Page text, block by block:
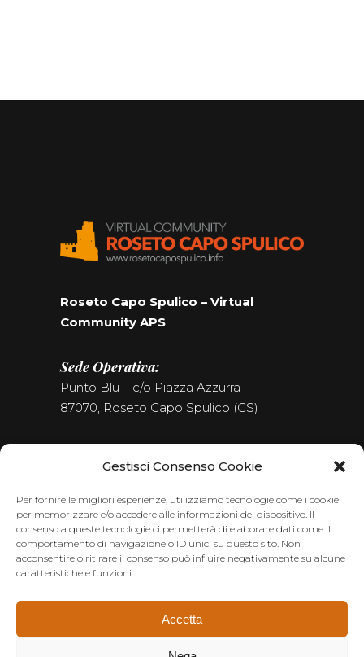
Gestisci Consenso Cookie
Per fornire le migliori esperienze, utilizziamo tecnologie come i cookie
per memorizzare e/o accedere alle informazioni del dispositivo. Il
consenso a queste tecnologie ci permetterà di elaborare dati come il
comportamento di navigazione o ID unici su questo sito. Non
acconsentire o ritirare il consenso può influire negativamente su alcune
caratteristiche e funzioni.
Accetta
Roseto Capo Spulico – Virtual
Community APS
Sede Operativa:
Punto Blu – c/o Piazza Azzurra
87070, Roseto Capo Spulico (CS)
Seguici sui Social